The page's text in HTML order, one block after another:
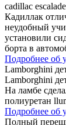
cadillac
Кадиллак
неудобный
установили
борта в
Подробнее об
Lamborghini
Lamborghini
На ламбе
полиуретан
Подробнее об
Полный